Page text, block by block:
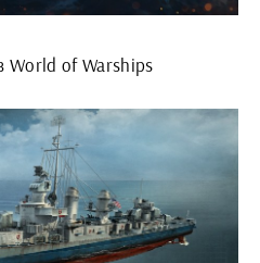
World of Warships